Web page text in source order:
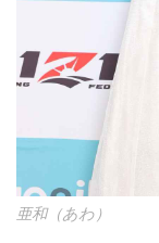
亜和（あわ）